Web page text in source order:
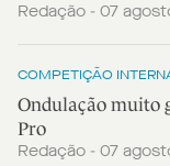
Redação - 07
COMPETIÇÃO
Ondulação muito
Pro
Redação - 07